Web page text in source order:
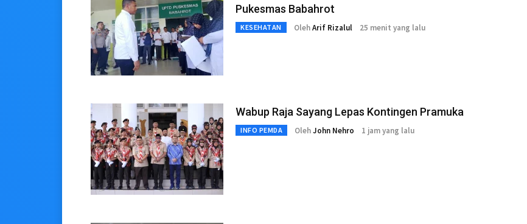
Pukesmas Babahrot
KESEHATAN OlehArif Rizalul 25 menit yang lalu
Wabup Raja Sayang Lepas Kontingen Pramuka
INFO PEMDA OlehJohn Nehro 1 jam yang lalu